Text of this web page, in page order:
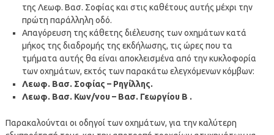
της Λεωφ. Βασ. Σοφίας και στις καθέτους αυτής μέχρι την
πρώτη παράλληλη οδό.
Απαγόρευση της κάθετης διέλευσης των οχημάτων κατά
μήκος της διαδρομής της εκδήλωσης, τις ώρες που τα
τμήματα αυτής θα είναι αποκλεισμένα από την κυκλοφορία
των οχημάτων, εκτός των παρακάτω ελεγχόμενων κόμβων:
Λεωφ. Βασ. Σοφίας –Ρηγίλλης.
Λεωφ. Βασ. Κων/νου – Βασ. Γεωργίου Β .
Παρακαλούνται οι οδηγοί των οχημάτων, για την καλύτερη